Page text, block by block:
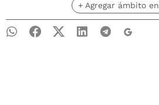
+ Agregar ámbito en